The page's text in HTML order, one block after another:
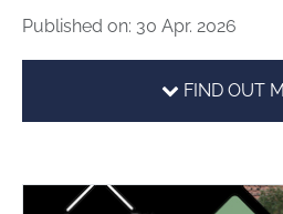
Published on: 30 Apr. 2026
FIND OUT